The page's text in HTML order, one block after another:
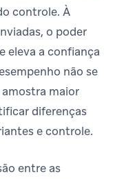
controle. À
o poder
eleva a confiança
não se
maior
diferenças
e controle.
entre as